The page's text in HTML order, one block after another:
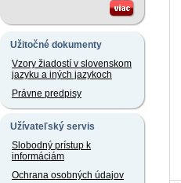
Užitočné dokumenty
Vzory žiadostí v slovenskom
jazyku a iných jazykoch
Právne predpisy
Užívateľský servis
Slobodný prístup k
informáciám
Ochrana osobných údajov